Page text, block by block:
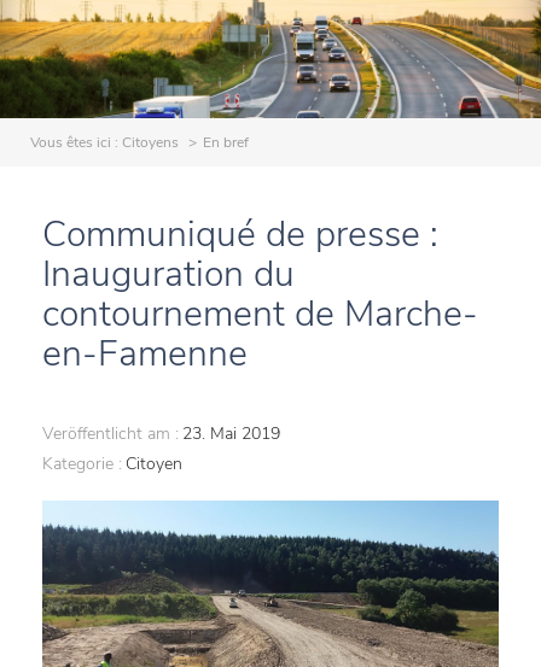
Vous êtes ici : Citoyens En bref
Communiqué de presse :
Inauguration du
contournement de Marche-
en-Famenne
Veröffentlicht am : 23. Mai 2019
Kategorie : Citoyen